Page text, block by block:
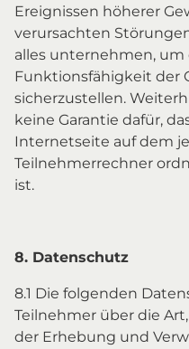
Ereignissen höherer
verursachten
alles unternehmen,
Funktionsfähigkeit der
sicherzustellen.
keine Garantie dafür,
Internetseite auf dem
Teilnehmerrechner
ist.
8. Datenschutz
8.1 Die folgenden
Teilnehmer über die
der Erhebung und